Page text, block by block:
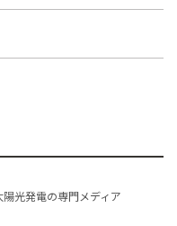
光発電の専門メディア